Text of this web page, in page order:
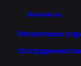
Контакты
Регентское